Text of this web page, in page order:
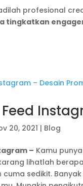
profesional
tingkatkan
20, 2021 | Blog
– Kamu
lihatlah
sedikit.